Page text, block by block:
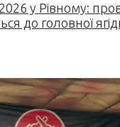
у Рівному:
до головної